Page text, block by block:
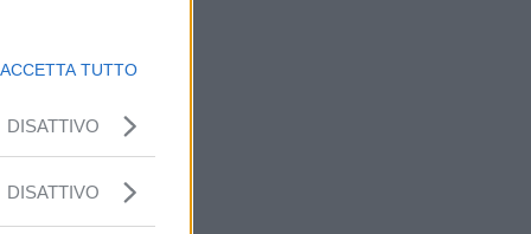
ACCETTA TUTTO
DISATTIVO
DISATTIVO